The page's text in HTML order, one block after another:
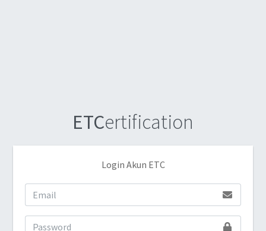
ETCertification
Login Akun ETC